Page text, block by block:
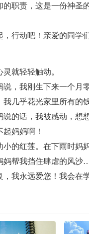
职责，这是一份神圣
行动吧！亲爱的同学们
就轻轻触动。
，我刚生下来一个月
几乎花光家里所有的
的话，我被感动，想
妈妈啊！
的红莲。在下雨时妈
妈帮我挡住肆虐的风
我永远爱您！我会在